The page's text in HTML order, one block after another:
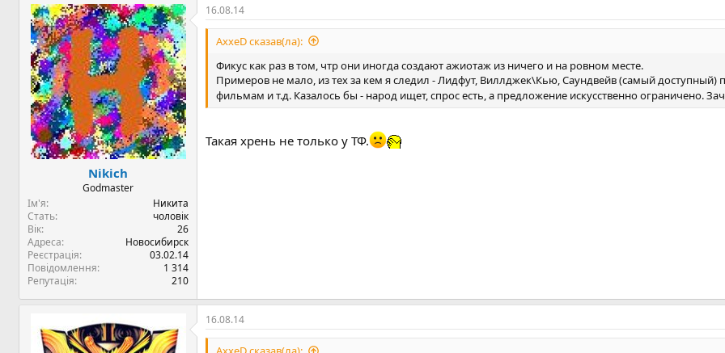
Nikich
Godmaster
Ім'я
Никита
Стать
чоловік
Вік
26
Адреса
Новосибирск
Реєстрація
03.02.14
Повідомлення
1 314
Репутація
210
16.08.14
AxxeD сказав(ла):
Фикус как раз в том, чтр они иногда создают ажиотаж из ничего и на ровном месте.
Примеров не мало, из тех за кем я следил - Лидфут, Виллджек\Кью, Саундвейв (самый
фильмам и т.д. Казалось бы - народ ищет, спрос есть, а предложение искусственно ограничено.
Такая хрень не только у ТФ.
16.08.14